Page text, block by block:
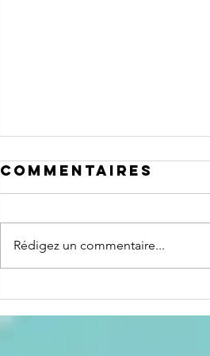
Le crépuscule
d'un pouvoir :
Commentaires
Rédigez un commentaire...